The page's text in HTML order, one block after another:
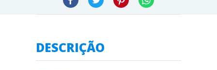
Facebook Twitter Pinterest
DESCRIÇÃO